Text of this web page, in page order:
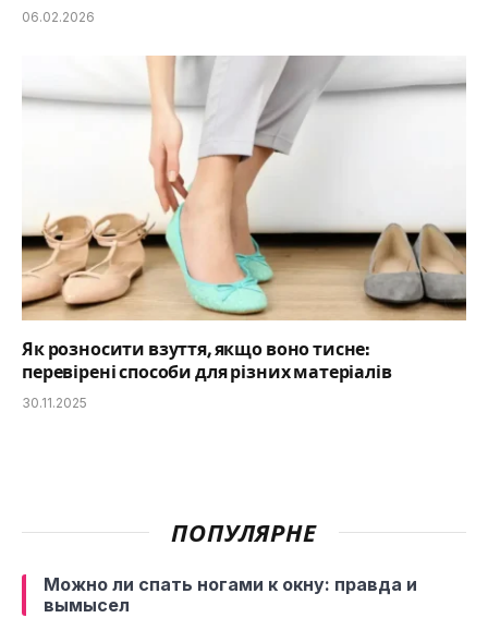
06.02.2026
Як розносити взуття, якщо воно тисне:
перевірені способи для різних матеріалів
30.11.2025
ПОПУЛЯРНЕ
Можно ли спать ногами к окну: правда и
вымысел